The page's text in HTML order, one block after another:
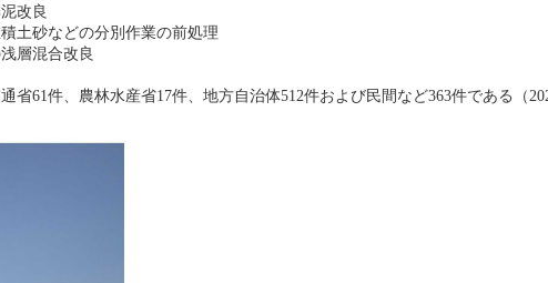
改良
土砂などの分別作業の前処理
層混合改良
省61件、農林水産省17件、地方自治体512件および民間など363件である（